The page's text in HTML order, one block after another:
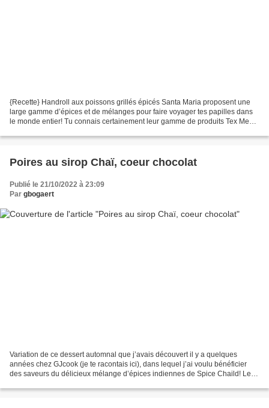
{Recette} Handroll aux poissons grillés épicés Santa Maria proposent une
large gamme d’épices et de mélanges pour faire voyager tes papilles dans
le monde entier! Tu connais certainement leur gamme de produits Tex Mex,
Poires au sirop Chaï, coeur chocolat
Publié le 21/10/2022 à 23:09
Par gbogaert
Variation de ce dessert automnal que j’avais découvert il y a quelques
années chez GJcook (je te racontais ici), dans lequel j’ai voulu bénéficier
des saveurs du délicieux mélange d’épices indiennes de Spice Chaild! Les